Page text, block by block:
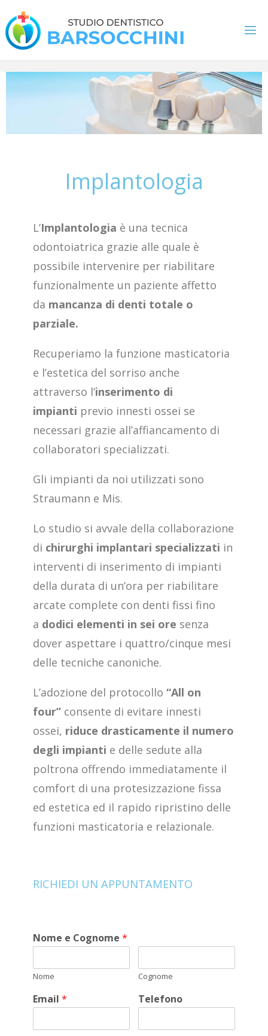
Implantologia
L’Implantologia è una tecnica
odontoiatrica grazie alle quale è
possibile intervenire per riabilitare
funzionalmente un paziente affetto
da mancanza di denti totale o
parziale.
Recuperiamo la funzione masticatoria
e l’estetica del sorriso anche
attraverso l’inserimento di
impianti previo innesti ossei se
necessari grazie all’affiancamento di
collaboratori specializzati.
Gli impianti da noi utilizzati sono
Straumann e Mis.
Lo studio si avvale della collaborazione
di chirurghi implantari specializzati in
interventi di inserimento di impianti
della durata di un’ora per riabilitare
arcate complete con denti fissi fino
a dodici elementi in sei ore senza
dover aspettare i quattro/cinque mesi
delle tecniche canoniche.
L’adozione del protocollo “All on
four”consente di evitare innesti
ossei, riduce drasticamente il numero
degli impianti e delle sedute alla
poltrona offrendo immediatamente il
comfort di una protesizzazione fissa
ed estetica ed il rapido ripristino delle
funzioni masticatoria e relazionale.
RICHIEDI UN APPUNTAMENTO
Nome e Cognome *
Nome Cognome
Email * Telefono